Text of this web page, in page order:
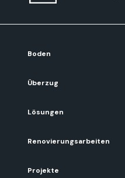
Boden
Überzug
Lösungen
Renovierungsarbeiten
Projekte